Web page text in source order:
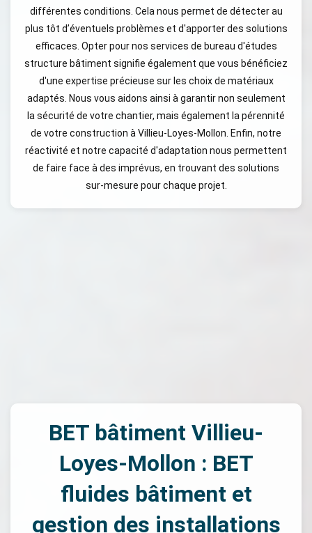
différentes conditions. Cela nous permet de détecter au
plus tôt d’éventuels problèmes et d'apporter des solutions
efficaces. Opter pour nos services de bureau d'études
structure bâtiment signifie également que vous bénéficiez
d'une expertise précieuse sur les choix de matériaux
adaptés. Nous vous aidons ainsi à garantir non seulement
la sécurité de votre chantier, mais également la pérennité
de votre construction à Villieu-Loyes-Mollon. Enfin, notre
réactivité et notre capacité d'adaptation nous permettent
de faire face à des imprévus, en trouvant des solutions
sur-mesure pour chaque projet.
BET bâtiment Villieu-
Loyes-Mollon : BET
fluides bâtiment et
gestion des installations